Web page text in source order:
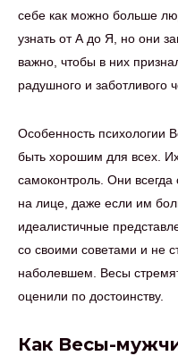
себе как можно больше
узнать от А до Я, но они
важно, чтобы в них
радушного и заботливого
Особенность психологии
быть хорошим для всех.
самоконтроль. Они
на лице, даже если им
идеалистичные
со своими советами и не
наболевшем. Весы
оценили по достоинству.
Как Весы-